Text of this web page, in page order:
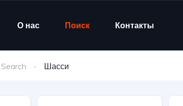
О нас Поиск Контакты
Search Шасси